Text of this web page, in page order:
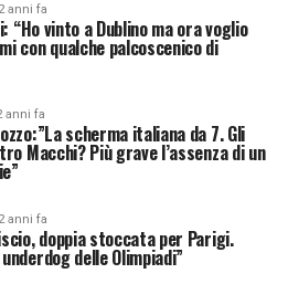
2 anni fa
“Ho vinto a Dublino ma ora voglio
con qualche palcoscenico di
anni fa
scherma italiana da 7. Gli
Macchi? Più grave l’assenza di un
2 anni fa
doppia stoccata per Parigi.
delle Olimpiadi”